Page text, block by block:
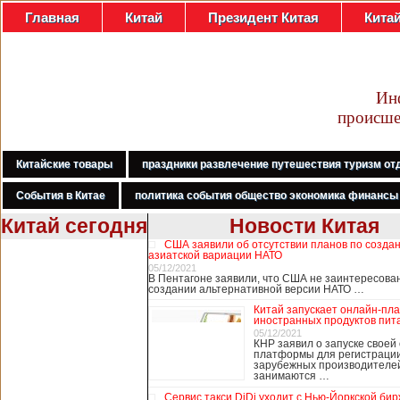
Главная Китай Президент Китая
Китайские товары праздники развлечение путешествия туризм
События в Китае политика события общество экономика финансы
Китай сегодня Новости Китая
США заявили об отсутствии планов по
азиатской вариации НАТО
05/12/2021
В Пентагоне заявили, что США не
создании альтернативной версии НАТО …
Китай запускает онлайн-
иностранных продуктов
05/12/2021
КНР заявил о запуске
платформы для
зарубежных
занимаются …
Сервис такси DiDi уходит с Нью-Йоркской